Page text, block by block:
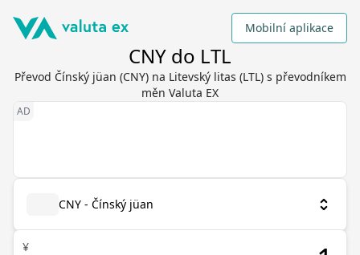
Mobilní aplikace
CNY do LTL
Převod Čínský jüan (CNY) na Litevský litas (LTL) s převodníkem
měn Valuta EX
CNY - Čínský jüan
¥